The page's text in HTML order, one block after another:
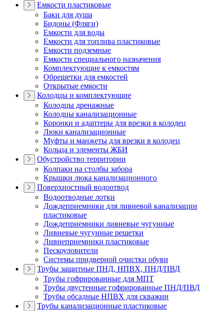
Емкости пластиковые
Баки для душа
Бидоны (Фляги)
Емкости для воды
Емкости для топлива пластиковые
Емкости подземные
Емкости специального назначения
Комплектующие к емкостям
Обрешетки для емкостей
Открытые емкости
Колодцы и комплектующие
Колодцы дренажные
Колодцы канализационные
Коронки и адаптеры для врезки в колодец
Люки канализационные
Муфты и манжеты для врезки в колодец
Кольца и элементы ЖБИ
Обустройство территории
Колпаки на столбы забора
Крышки люка канализационного
Поверхностный водоотвод
Водоотводные лотки
Дождеприемники для ливневой канализации
пластиковые
Дождеприемники ливневые чугунные
Ливневые чугунные решетки
Ливнеприемники пластиковые
Пескоуловители
Системы придверной очистки обуви
Трубы защитные ПНД, НПВХ, ПНД/ПВД
Трубы гофрированные для МПТ
Трубы двустенные гофрированные ПНД/ПВД
Трубы обсадные НПВХ для скважин
Трубы канализационные пластиковые